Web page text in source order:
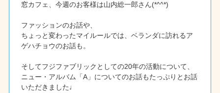
窓カフェ、今週のお客様は山内総一郎さん(*^^*)
ファッションのお話や、
ちょっと変わったマイルールでは、ベランダに訪れるア
ゲハチョウのお話も。
そしてフジファブリックとしての20年の活動について、
ニュー・アルバム「A」についてのお話もたっぷりとお話
いただきました♩